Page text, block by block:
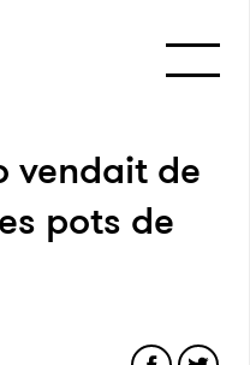
vendait de
pots de